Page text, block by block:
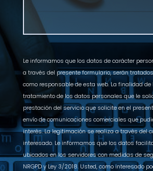
Le informamos que los datos de carácter
a través del presente formulario, serán tratados
como responsable de esta web. La finalidad de
tratamiento de los datos personales que le
prestación del servicio que solicite en el
envío de comunicaciones comerciales que
interés. La legitimación se realiza a través del
interesado. Le informamos que los datos
ubicados en los servidores con medidas de
NRGPD y Ley 3/2018. Usted, como interesado